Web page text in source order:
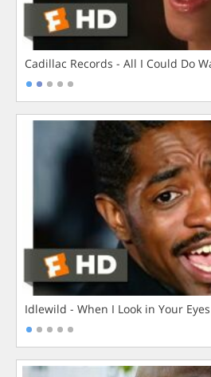
Cadillac Records - All I Could Do
Idlewild - When I Look in Your